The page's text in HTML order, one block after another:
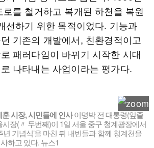
를 철거하고 복개된 하천을 복원
선하기 위한 목적이었다. 기능과
기존의 개발에서, 친환경적이고
패러다임이 바뀌기 시작한 시대
나타내는 사업이라는 평가다.
훈 시장, 시민들에 인사이명박 전 대통령(앞줄
장(〃 두번째)이 1일 서울 중구 청계광장에서
년 기념식’을 마친 뒤 내빈들과 함께 청계천을
하고 있다. 뉴스1